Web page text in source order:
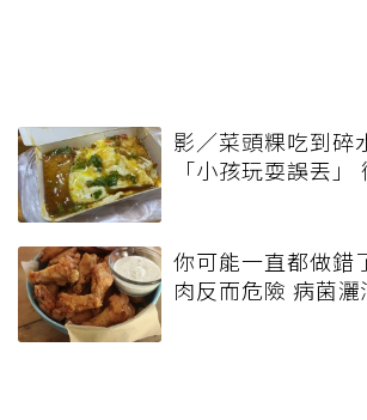
影／菜頭粿吃到
「小孩玩耍誤丟
你可能一直都做錯
肉反而危險 病菌